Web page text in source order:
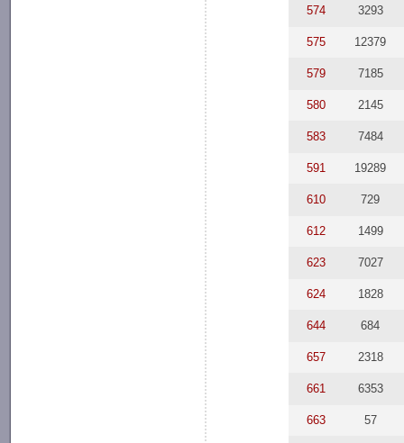
574 3293
575 12379
579 7185
580 2145
583 7484
591 19289
610 729
612 1499
623 7027
624 1828
644 684
657 2318
661 6353
663 57